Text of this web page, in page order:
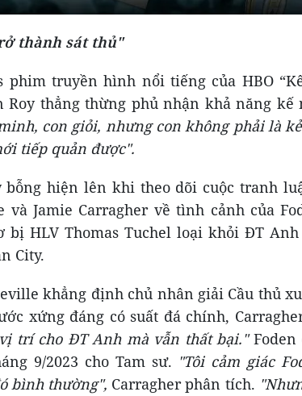
thành sát thủ"
phim truyền hình nổi tiếng của HBO
Roy thẳng thừng phủ nhận khả năng kế
con giỏi, nhưng con không phải là
tiếp quản được".
bỗng hiện lên khi theo dõi cuộc tranh
và Jamie Carragher về tình cảnh của
bị HLV Thomas Tuchel loại khỏi ĐT
City.
khẳng định chủ nhân giải Cầu thủ
xứng đáng có suất đá chính,
trí cho ĐT Anh mà vẫn thất bại."Foden
9/2023 cho Tam sư. "Tôi cảm giác
bình thường", Carragher phân tích.